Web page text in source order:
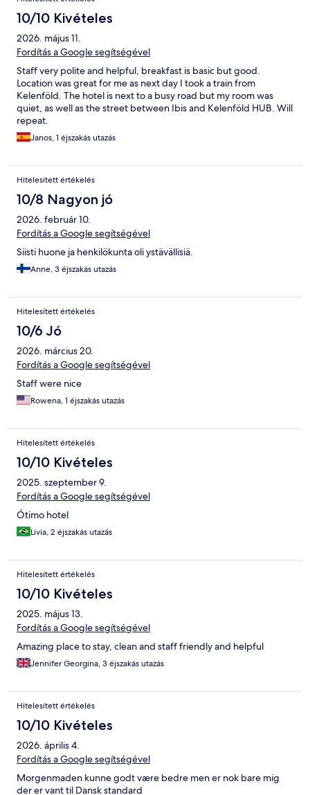
10/10 Kivételes
2026. május 11.
Fordítás a Google segítségével
Staff very polite and helpful, breakfast is basic but good.
Location was great for me as next day I took a train from
Kelenföld. The hotel is next to a busy road but my room was
quiet, as well as the street between Ibis and Kelenföld HUB. Will
repeat.
Janos, 1 éjszakás utazás
Hitelesített értékelés
10/8 Nagyon jó
2026. február 10.
Fordítás a Google segítségével
Siisti huone ja henkilökunta oli ystävällisiä.
Anne, 3 éjszakás utazás
Hitelesített értékelés
10/6 Jó
2026. március 20.
Fordítás a Google segítségével
Staff were nice
Rowena, 1 éjszakás utazás
Hitelesített értékelés
10/10 Kivételes
2025. szeptember 9.
Fordítás a Google segítségével
Ótimo hotel
Livia, 2 éjszakás utazás
Hitelesített értékelés
10/10 Kivételes
2025. május 13.
Fordítás a Google segítségével
Amazing place to stay, clean and staff friendly and helpful
Jennifer Georgina, 3 éjszakás utazás
Hitelesített értékelés
10/10 Kivételes
2026. április 4.
Fordítás a Google segítségével
Morgenmaden kunne godt være bedre men er nok bare mig
der er vant til Dansk standard